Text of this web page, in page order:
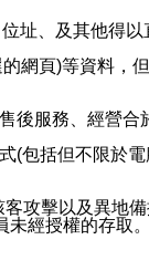
址、及其他得
網頁)等資料，
後服務、經營合
包括但不限於電
攻擊以及異地備
經授權的存取。